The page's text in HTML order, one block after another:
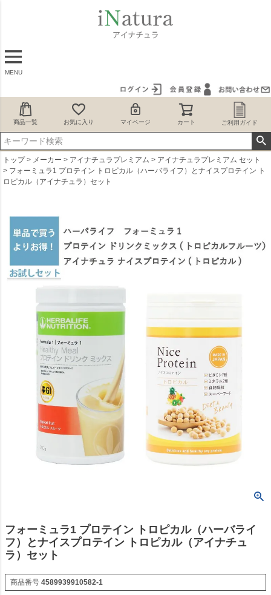
MENU
商品一覧 お気に入り マイページ カート ご利用ガイド
トップ メーカー アイナチュラプレミアム
アイナチュラプレミアム セット
フォーミュラ1 プロテイン トロピカル（ハーバライフ）とナイスプロテイン ト
ロピカル（アイナチュラ）セット
フォーミュラ1 プロテイン トロピカル（ハーバライ
フ）とナイスプロテイン トロピカル（アイナチュ
ラ）セット
商品番号 4589939910582-1